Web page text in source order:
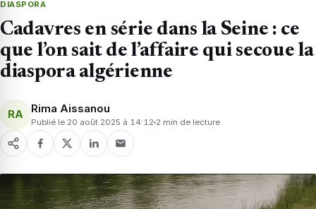
DIASPORA
Cadavres en série dans la Seine : ce
que l’on sait de l’affaire qui secoue la
diaspora algérienne
RA Rima Aissanou
Publié le 20 août 2025 à 14:12 2 min de lecture